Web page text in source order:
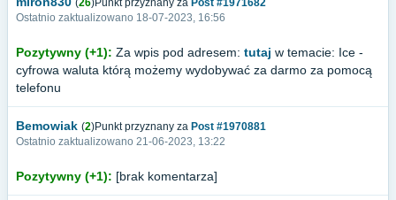
(26)Punkt przyznany za Post #1971682
Ostatnio zaktualizowano 18-07-2023, 16:56
Pozytywny (+1): Za wpis pod adresem: tutaj w temacie: Ice -
cyfrowa waluta którą możemy wydobywać za darmo za pomocą
telefonu
Bemowiak (2)Punkt przyznany za Post #1970881
Ostatnio zaktualizowano 21-06-2023, 13:22
Pozytywny (+1): [brak komentarza]